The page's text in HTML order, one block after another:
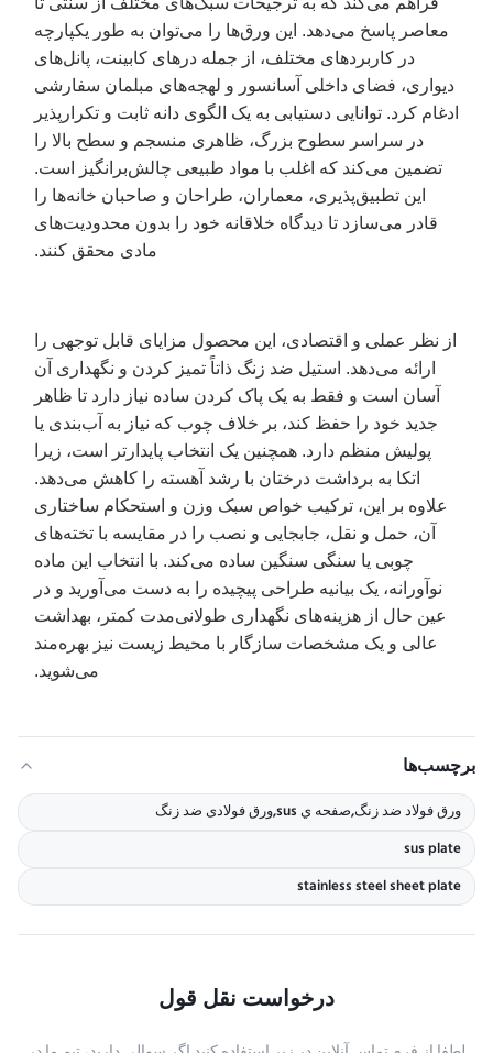
معاصر پاسخ می‌دهد. این ورق‌ها را می‌توان به طور یکپارچه
در کاربردهای مختلف، از جمله درهای کابینت، پانل‌های
دیواری، فضای داخلی آسانسور و لهجه‌های مبلمان سفارشی
ادغام کرد. توانایی دستیابی به یک الگوی دانه ثابت و تکرارپذیر
در سراسر سطوح بزرگ، ظاهری منسجم و سطح بالا را
تضمین می‌کند که اغلب با مواد طبیعی چالش‌برانگیز است.
این تطبیق‌پذیری، معماران، طراحان و صاحبان خانه‌ها را
قادر می‌سازد تا دیدگاه خلاقانه خود را بدون محدودیت‌های
مادی محقق کنند.
از نظر عملی و اقتصادی، این محصول مزایای قابل توجهی را
ارائه می‌دهد. استیل ضد زنگ ذاتاً تمیز کردن و نگهداری آن
آسان است و فقط به یک پاک کردن ساده نیاز دارد تا ظاهر
جدید خود را حفظ کند، بر خلاف چوب که نیاز به آب‌بندی یا
پولیش منظم دارد. همچنین یک انتخاب پایدارتر است، زیرا
اتکا به برداشت درختان با رشد آهسته را کاهش می‌دهد.
علاوه بر این، ترکیب خواص سبک وزن و استحکام ساختاری
آن، حمل و نقل، جابجایی و نصب را در مقایسه با تخته‌های
چوبی یا سنگی سنگین ساده می‌کند. با انتخاب این ماده
نوآورانه، یک بیانیه طراحی پیچیده را به دست می‌آورید و در
عین حال از هزینه‌های نگهداری طولانی‌مدت کمتر، بهداشت
عالی و یک مشخصات سازگار با محیط زیست نیز بهره‌مند
می‌شوید.
برچسب‌ها
ورق فولاد ضد زنگ,صفحه ي sus,ورق فولادی ضد زنگ
sus plate
stainless steel sheet plate
درخواست نقل قول